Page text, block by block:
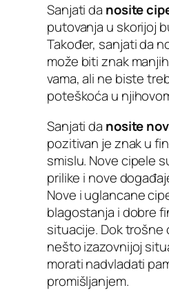
Sanjati da nosite
putovanja u skorijoj
Također, sanjati da
može biti znak
vama, ali ne biste
poteškoća u
Sanjati da nosite
pozitivan je znak u
smislu. Nove cipele
prilike i nove
Nove i uglancane
blagostanja i dobre
situacije. Dok trošne
nešto izazovnijoj
morati nadvladati
promišljanjem.